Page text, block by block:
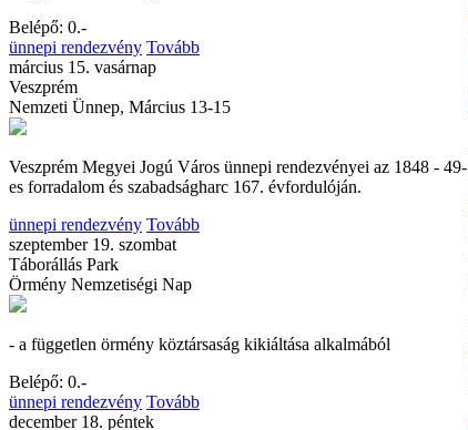
Belépő: 0.-
ünnepi rendezvény Tovább
március 15. vasárnap
Veszprém
Nemzeti Ünnep, Március 13-15
Veszprém Megyei Jogú Város ünnepi rendezvényei az 1848 - 49-
es forradalom és szabadságharc 167. évfordulóján.
ünnepi rendezvény Tovább
szeptember 19. szombat
Táborállás Park
Örmény Nemzetiségi Nap
- a független örmény köztársaság kikiáltása alkalmából
Belépő: 0.-
ünnepi rendezvény Tovább
december 18. péntek